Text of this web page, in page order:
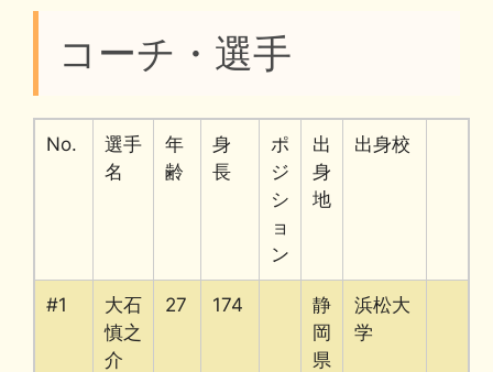
コーチ・選手
No.
選手
名
年
齢
身
長
ポ
ジ
シ
ョ
ン
出
身
地
出身校
#1
大石
慎之
介
27 174
静
岡
県
浜松大
学